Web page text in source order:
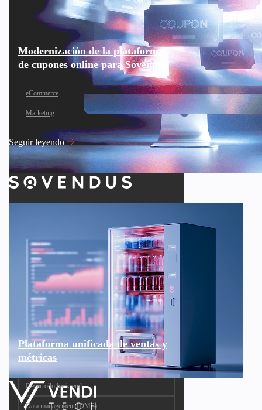
Modernización de la plataforma
de cupones online para Sovendus
eCommerce
Marketing
Seguir leyendo
Plataforma unificada de ventas y
métricas
Desarrollo back-end
Data management (DMS)